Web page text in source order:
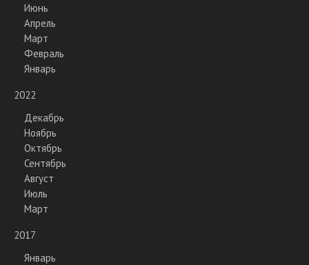
Июнь
Апрель
Март
Февраль
Январь
2022
Декабрь
Ноябрь
Октябрь
Сентябрь
Август
Июль
Март
2017
Январь